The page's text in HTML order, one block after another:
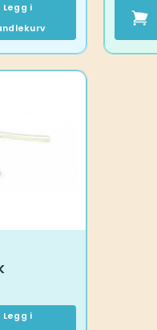
Legg i
Legg i